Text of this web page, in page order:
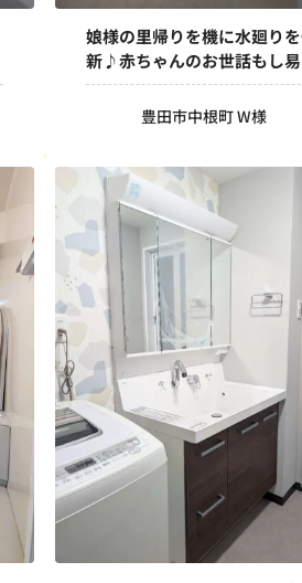
娘様の里帰りを機に水廻り
新♪赤ちゃんのお世話もし
なりました！
豊田市中根町 W様